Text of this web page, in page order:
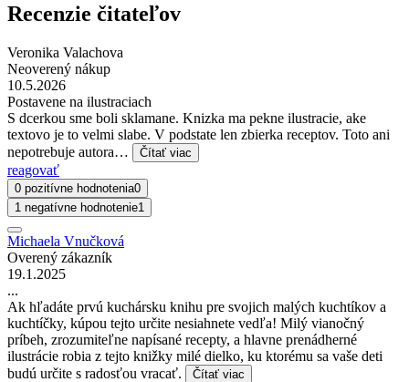
Recenzie čitateľov
Veronika Valachova
Neoverený nákup
10.5.2026
Postavene na ilustraciach
S dcerkou sme boli sklamane. Knizka ma pekne ilustracie, ake
textovo je to velmi slabe. V podstate len zbierka receptov. Toto ani
nepotrebuje autora…
Čítať viac
reagovať
0 pozitívne hodnotenia0
1 negatívne hodnotenie1
Michaela Vnučková
Overený zákazník
19.1.2025
...
Ak hľadáte prvú kuchársku knihu pre svojich malých kuchtíkov a
kuchtíčky, kúpou tejto určite nesiahnete vedľa! Milý vianočný
príbeh, zrozumiteľne napísané recepty, a hlavne prenádherné
ilustrácie robia z tejto knižky milé dielko, ku ktorému sa vaše deti
budú určite s radosťou vracať.
Čítať viac